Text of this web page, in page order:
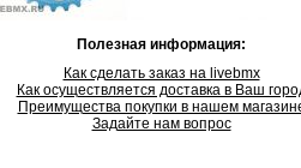
Полезная информация:
Как сделать заказ на livebmx
Как осуществляется доставка в Ваш
Преимущества покупки в нашем
Задайте нам вопрос